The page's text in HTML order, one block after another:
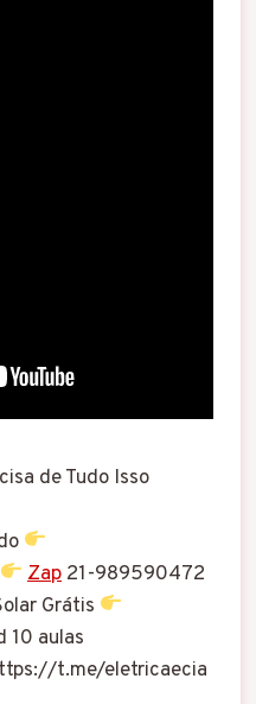
de Tudo Isso
Zap 21-989590472
Grátis
aulas
t.me/eletricaecia